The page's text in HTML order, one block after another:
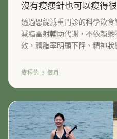
沒有瘦瘦針也可以瘦得很
透過恩緹減重門診的科學飲
減脂雷射輔助代謝，不依賴
效，體脂率明顯下降、精神狀
療程約 3 個月